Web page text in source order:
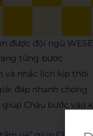
được đội ngũ
từng bước
và nhắc lịch kịp thời
đáp nhanh chóng
Châu bước